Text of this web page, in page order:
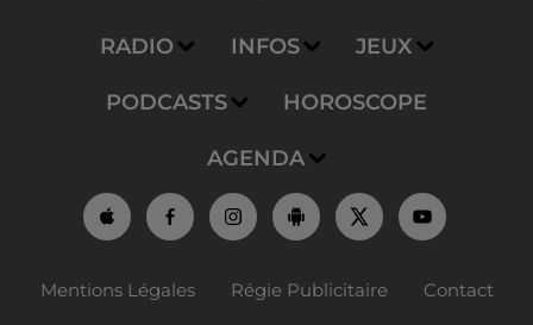
RADIO INFOS JEUX
PODCASTS HOROSCOPE
AGENDA
Mentions Légales Régie Publicitaire Contact